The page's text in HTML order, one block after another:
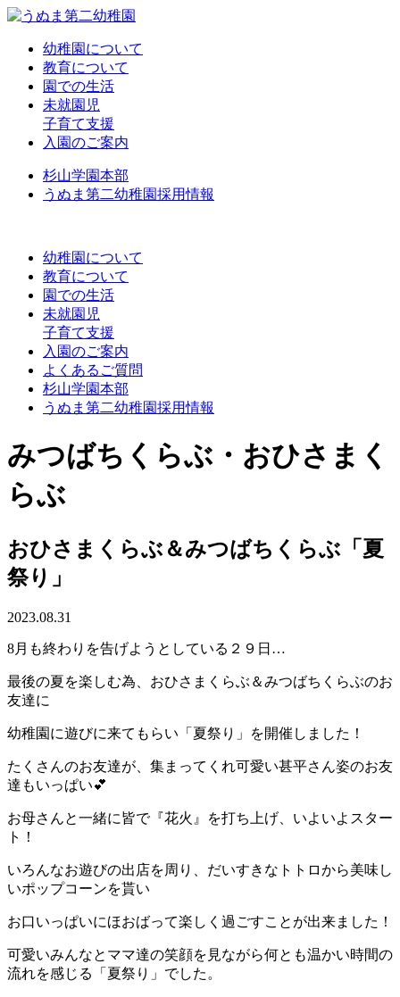
幼稚園について
教育について
園での生活
未就園児
子育て支援
入園のご案内
杉山学園本部
うぬま第二幼稚園採用情報
幼稚園について
教育について
園での生活
未就園児
子育て支援
入園のご案内
よくあるご質問
杉山学園本部
うぬま第二幼稚園採用情報
みつばちくらぶ・おひさまく
らぶ
おひさまくらぶ＆みつばちくらぶ「夏
祭り」
2023.08.31
8月も終わりを告げようとしている２９日…
最後の夏を楽しむ為、おひさまくらぶ＆みつばちくらぶのお
友達に
幼稚園に遊びに来てもらい「夏祭り」を開催しました！
たくさんのお友達が、集まってくれ可愛い甚平さん姿のお友
達もいっぱい💕
お母さんと一緒に皆で『花火』を打ち上げ、いよいよスター
ト！
いろんなお遊びの出店を周り、だいすきなトトロから美味し
いポップコーンを貰い
お口いっぱいにほおばって楽しく過ごすことが出来ました！
可愛いみんなとママ達の笑顔を見ながら何とも温かい時間の
流れを感じる「夏祭り」でした。